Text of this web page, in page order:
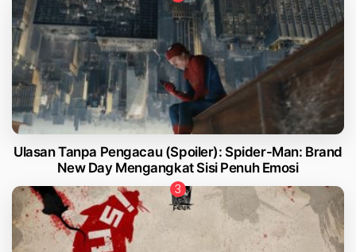
Ulasan Tanpa Pengacau (Spoiler): Spider-Man: Brand
New Day Mengangkat Sisi Penuh Emosi